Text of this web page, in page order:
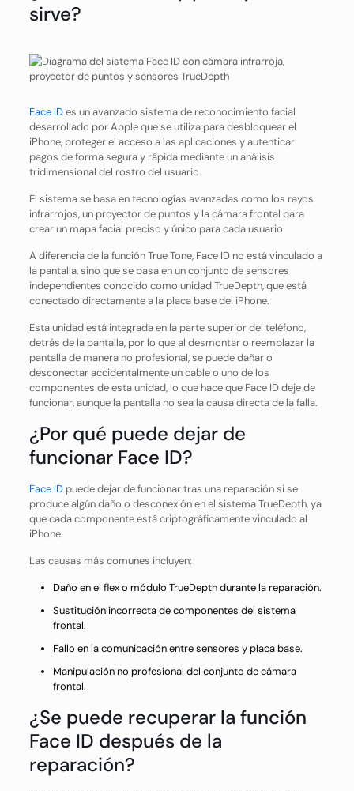
sirve?
Face IDes un avanzado sistema de reconocimiento facial
desarrollado por Apple que se utiliza para desbloquear el
iPhone, proteger el acceso a las aplicaciones y autenticar
pagos de forma segura y rápida mediante un análisis
tridimensional del rostro del usuario.
El sistema se basa en tecnologías avanzadas como los rayos
infrarrojos, un proyector de puntos y la cámara frontal para
crear un mapa facial preciso y único para cada usuario.
A diferencia de la función True Tone, Face ID no está vinculado a
la pantalla, sino que se basa en un conjunto de sensores
independientes conocido como unidad TrueDepth, que está
conectado directamente a la placa base del iPhone.
Esta unidad está integrada en la parte superior del teléfono,
detrás de la pantalla, por lo que al desmontar o reemplazar la
pantalla de manera no profesional, se puede dañar o
desconectar accidentalmente un cable o uno de los
componentes de esta unidad, lo que hace que Face ID deje de
funcionar, aunque la pantalla no sea la causa directa de la falla.
¿Por qué puede dejar de
funcionar Face ID?
Face IDpuede dejar de funcionar tras una reparación si se
produce algún daño o desconexión en el sistema TrueDepth, ya
que cada componente está criptográficamente vinculado al
iPhone.
Las causas más comunes incluyen:
Daño en el flex o módulo TrueDepth durante la reparación.
Sustitución incorrecta de componentes del sistema
frontal.
Fallo en la comunicación entre sensores y placa base.
Manipulación no profesional del conjunto de cámara
frontal.
¿Se puede recuperar la función
Face ID después de la
reparación?